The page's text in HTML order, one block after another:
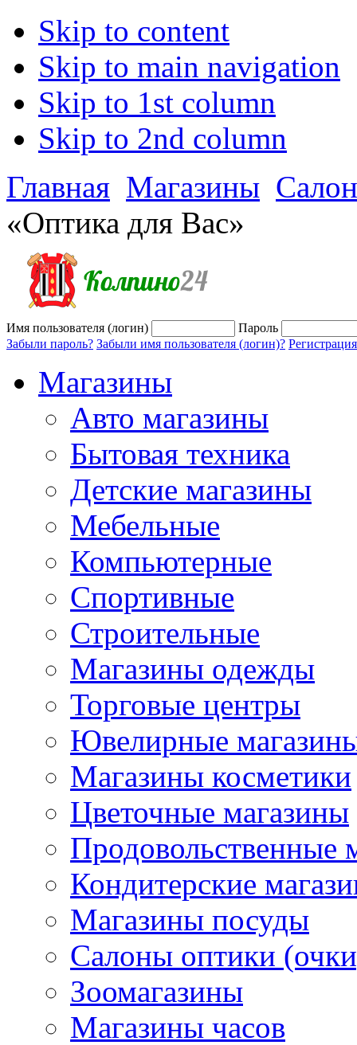
Skip to content
Skip to main navigation
Skip to 1st column
Skip to 2nd column
Главная Магазины
«Оптика для Вас»
Имя пользователя (логин)
Пароль
Забыли пароль? Забыли имя пользователя (логин)? Регистрация
Магазины
Авто магазины
Бытовая техника
Детские магазины
Мебельные
Компьютерные
Спортивные
Строительные
Магазины одежды
Торговые центры
Ювелирные
Магазины косметики
Цветочные магазины
Продовольственные
Кондитерские
Магазины посуды
Салоны оптики
Зоомагазины
Магазины часов